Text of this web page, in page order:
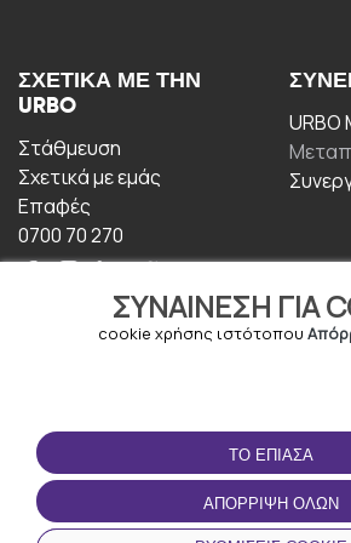
ΣΥΝΑΊΝΕΣΗ ΓΙΑ
cookie χρήσης ιστότοπου
ΤΟ ΈΠΙΑΣΑ
ΑΠΌΡΡΙΨΗ ΌΛΩΝ
ΣΧΕΤΙΚΆ ΜΕ ΤΗΝ
URBO
Στάθμευση
Σχετικά με εμάς
Επαφές
0700 70 270
URBO
ΟΡΟΙ ΧΡΉΣΗΣ
Οροι και Προϋποθέσεις
Πολιτική απορρήτου